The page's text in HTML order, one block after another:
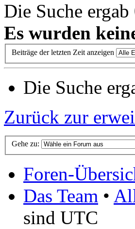
Die Suche
Es wurden
Beiträge der letzten Zeit anzeigen
Die Suche
Zurück zur
Gehe zu:
Foren-
Das Team •
sind UTC